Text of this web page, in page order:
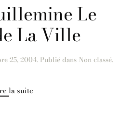
Le
La Ville
25, 2004. Publié dans Non classé.
la suite